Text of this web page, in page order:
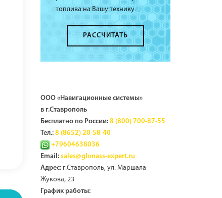
топлива на Вашу технику.
РАССЧИТАТЬ
ООО «Навигационные системы»
в г.Ставрополь
Бесплатно по России: 8 (800) 700-87-55
Тел.: 8 (8652) 20-58-40
+79604638036
Email: sales@glonass-expert.ru
Адрес:г.Ставрополь, ул. Маршала
Жукова, 23
График работы: